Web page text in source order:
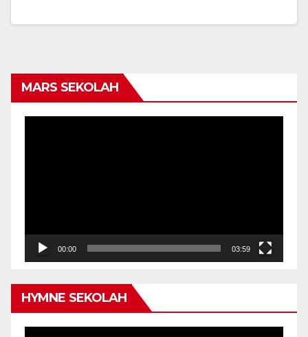
MARS SEKOLAH
00:00 03:59
HYMNE SEKOLAH